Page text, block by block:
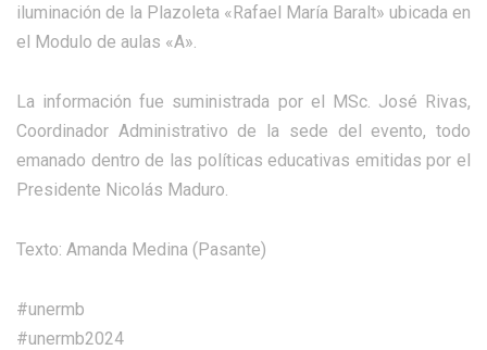
iluminación de la Plazoleta «Rafael María Baralt» ubicada en
el Modulo de aulas «A».
La información fue suministrada por el MSc. José Rivas,
Coordinador Administrativo de la sede del evento, todo
emanado dentro de las políticas educativas emitidas por el
Presidente Nicolás Maduro.
Texto: Amanda Medina (Pasante)
#unermb
#unermb2024